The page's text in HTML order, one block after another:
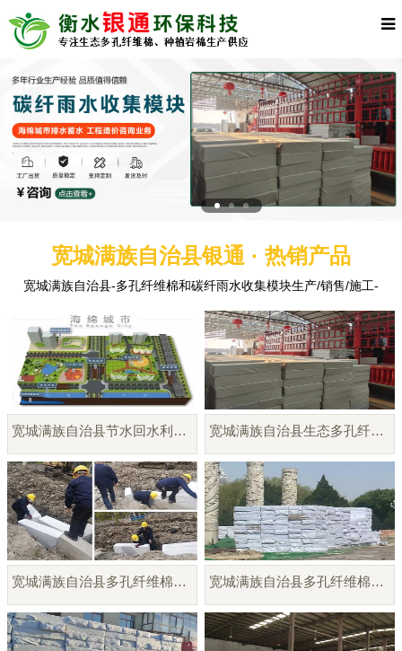
宽城满族自治县银通 · 热销产品
宽城满族自治县-多孔纤维棉和碳纤雨水收集模块生产/销售/施工-
宽城满族自治县节水回水利用系统 宽城满族自治县生态多孔纤维棉
宽城满族自治县多孔纤维棉生产供应 宽城满族自治县多孔纤维棉雨水调蓄模块